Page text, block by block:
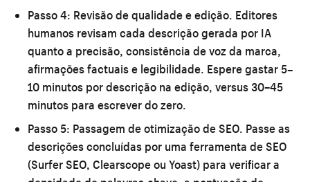
Passo 4: Revisão de qualidade e edição. Editores
humanos revisam cada descrição gerada por IA
quanto a precisão, consistência de voz da marca,
afirmações factuais e legibilidade. Espere gastar 5–
10 minutos por descrição na edição, versus 30–45
minutos para escrever do zero.
Passo 5: Passagem de otimização de SEO. Passe as
descrições concluídas por uma ferramenta de SEO
(Surfer SEO, Clearscope ou Yoast) para verificar a